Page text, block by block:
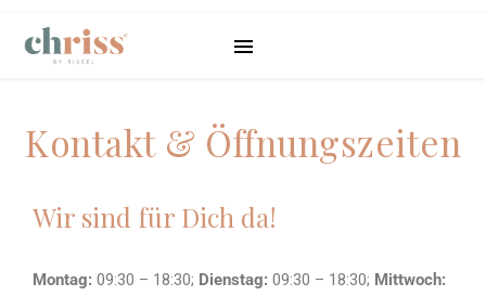
Kontakt & Öffnungszeiten
Wir sind für Dich da!
Montag: 09:30 – 18:30; Dienstag: 09:30 – 18:30; Mittwoch: